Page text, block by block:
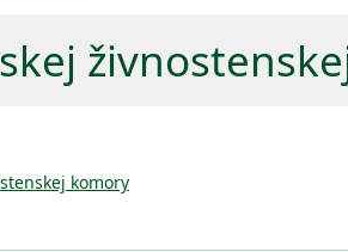
komory